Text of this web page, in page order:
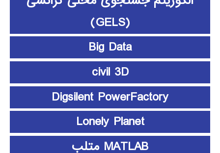
(GELS)
Big Data
civil 3D
Digsilent PowerFactory
Lonely Planet
MATLAB متلب